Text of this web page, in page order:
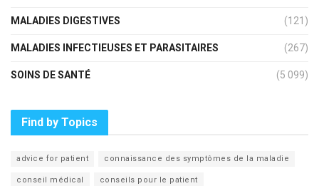
MALADIES DIGESTIVES (121)
MALADIES INFECTIEUSES ET PARASITAIRES (267)
SOINS DE SANTÉ (5 099)
Find by Topics
advice for patient connaissance des symptômes de la maladie
conseil médical conseils pour le patient